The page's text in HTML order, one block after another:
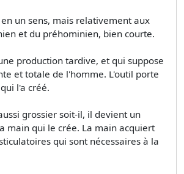
un sens, mais relativement aux
et du préhominien, bien courte.
production tardive, et qui suppose
et totale de l'homme. L'outil porte
l'a créé.
grossier soit-il, il devient un
main qui le crée. La main acquiert
qui sont nécessaires à la